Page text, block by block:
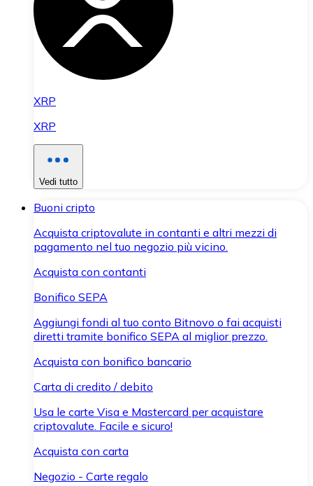
XRP
XRP
Vedi tutto
Buoni cripto
Acquista criptovalute in contanti e altri mezzi di
pagamento nel tuo negozio più vicino.
Acquista con contanti
Bonifico SEPA
Aggiungi fondi al tuo conto Bitnovo o fai acquisti
diretti tramite bonifico SEPA al miglior prezzo.
Acquista con bonifico bancario
Carta di credito / debito
Usa le carte Visa e Mastercard per acquistare
criptovalute. Facile e sicuro!
Acquista con carta
Negozio - Carte regalo